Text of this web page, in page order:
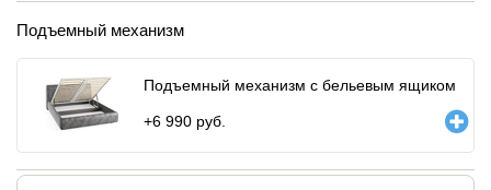
Подъемный механизм
Подъемный механизм с бельевым ящиком
+6 990 руб.